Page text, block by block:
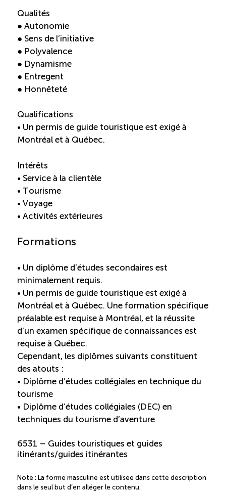
Qualités
● Autonomie
● Sens de l’initiative
● Polyvalence
● Dynamisme
● Entregent
● Honnêteté
Qualifications
• Un permis de guide touristique est exigé à
Montréal et à Québec.
Intérêts
• Service à la clientèle
• Tourisme
• Voyage
• Activités extérieures
Formations
• Un diplôme d’études secondaires est
minimalement requis.
• Un permis de guide touristique est exigé à
Montréal et à Québec. Une formation spécifique
préalable est requise à Montréal, et la réussite
d’un examen spécifique de connaissances est
requise à Québec.
Cependant, les diplômes suivants constituent
des atouts :
• Diplôme d’études collégiales en technique du
tourisme
• Diplôme d’études collégiales (DEC) en
techniques du tourisme d’aventure
6531 – Guides touristiques et guides
itinérants/guides itinérantes
Note : La forme masculine est utilisée dans cette description
dans le seul but d’en alléger le contenu.